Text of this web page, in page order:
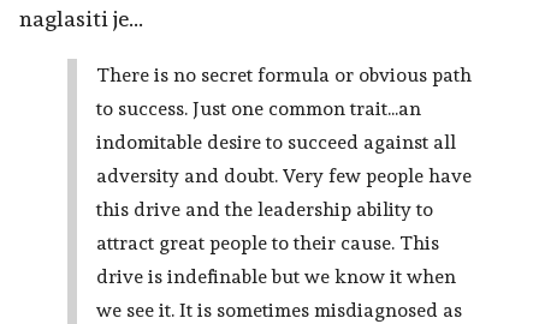
naglasiti je...
There is no secret formula or obvious path
to success. Just one common trait...an
indomitable desire to succeed against all
adversity and doubt. Very few people have
this drive and the leadership ability to
attract great people to their cause. This
drive is indefinable but we know it when
we see it. It is sometimes misdiagnosed as